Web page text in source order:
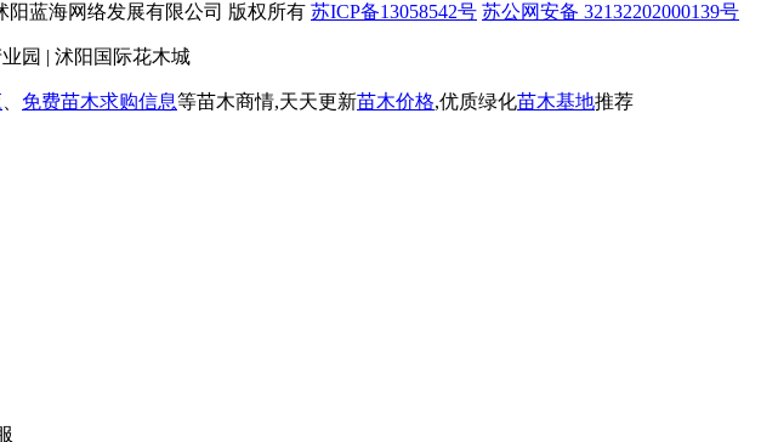
阳蓝海网络发展有限公司 版权所有 苏ICP备13058542号 苏公网安备 32132202000139号
园 | 沭阳国际花木城
免费苗木求购信息等苗木商情,天天更新苗木价格,优质绿化苗木基地推荐